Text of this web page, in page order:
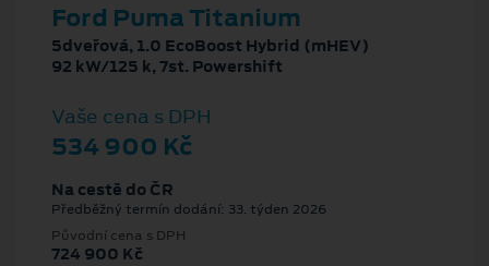
Ford Puma Titanium
5dveřová, 1.0 EcoBoost Hybrid (mHEV)
92 kW/125 k, 7st. Powershift
Vaše cena s DPH
534 900 Kč
Na cestě do ČR
Předběžný termín dodání: 33. týden 2026
Původní cena s DPH
724 900 Kč